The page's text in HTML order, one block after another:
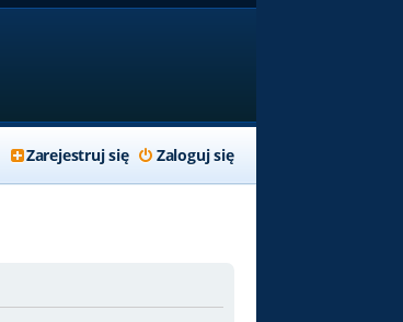
Zaloguj się
Zarejestruj się